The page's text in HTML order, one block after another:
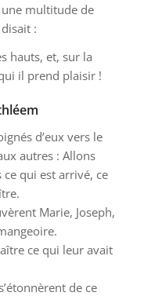
une multitude de
:
hauts, et, sur la
il prend plaisir !
d’eux vers le
autres : Allons
ce qui est arrivé, ce
Marie, Joseph,
ce qui leur avait
de ce